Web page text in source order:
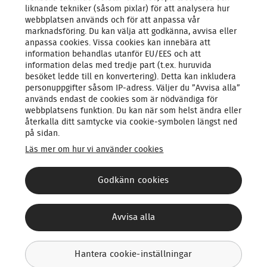
KONTAKTA OSS
LARMSYSTEM
PRODUKTER & TJÄNSTER
OM OSS
Ansvarsfull rapportering
FAQ - Tjänster och avtal
Cookiepolicy
Hantera cookie-inställningar
liknande tekniker (såsom pixlar) för att analysera hur
webbplatsen används och för att anpassa vår
marknadsföring. Du kan välja att godkänna, avvisa eller
anpassa cookies. Vissa cookies kan innebära att
information behandlas utanför EU/EES och att
information delas med tredje part (t.ex. huruvida
besöket ledde till en konvertering). Detta kan inkludera
personuppgifter såsom IP‑adress. Väljer du ”Avvisa alla”
används endast de cookies som är nödvändiga för
webbplatsens funktion. Du kan när som helst ändra eller
återkalla ditt samtycke via cookie‑symbolen längst ned
på sidan.
Läs mer om hur vi använder cookies
Hantera cookie-inställningar
Avvisa alla
Godkänn cookies